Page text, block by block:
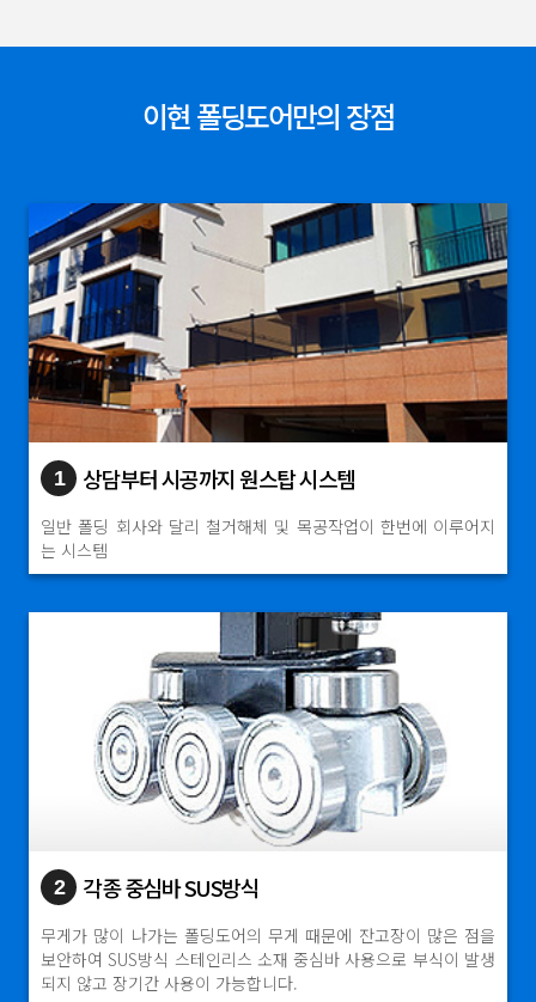
이현 폴딩도어만의 장점
1 상담부터 시공까지 원스탑 시스템
일반 폴딩 회사와 달리 철거해체 및 목공작업이 한번에 이루어지
는 시스템
2 각종 중심바 SUS방식
무게가 많이 나가는 폴딩도어의 무게 때문에 잔고장이 많은 점을
보안하여 SUS방식 스테인리스 소재 중심바 사용으로 부식이 발생
되지 않고 장기간 사용이 가능합니다.